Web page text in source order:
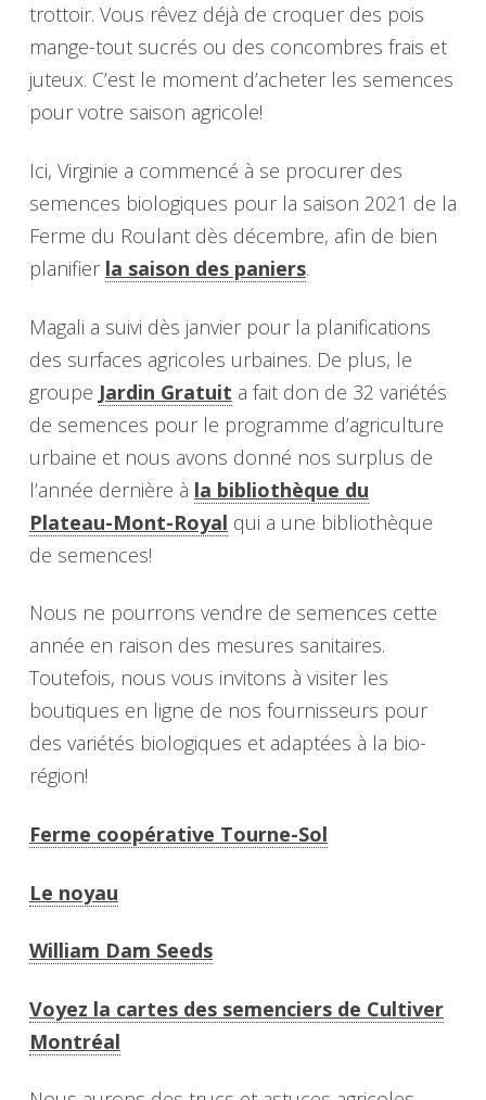
trottoir. Vous rêvez déjà de croquer des pois
mange-tout sucrés ou des concombres frais et
juteux. C’est le moment d’acheter les semences
pour votre saison agricole!
Ici, Virginie a commencé à se procurer des
semences biologiques pour la saison 2021 de la
Ferme du Roulant dès décembre, afin de bien
planifier la saison des paniers.
Magali a suivi dès janvier pour la planifications
des surfaces agricoles urbaines. De plus, le
groupe Jardin Gratuit a fait don de 32 variétés
de semences pour le programme d’agriculture
urbaine et nous avons donné nos surplus de
l’année dernière à la bibliothèque du
Plateau-Mont-Royal qui a une bibliothèque
de semences!
Nous ne pourrons vendre de semences cette
année en raison des mesures sanitaires.
Toutefois, nous vous invitons à visiter les
boutiques en ligne de nos fournisseurs pour
des variétés biologiques et adaptées à la bio-
région!
Ferme coopérative Tourne-Sol
Le noyau
William Dam Seeds
Voyez la cartes des semenciers de Cultiver
Montréal